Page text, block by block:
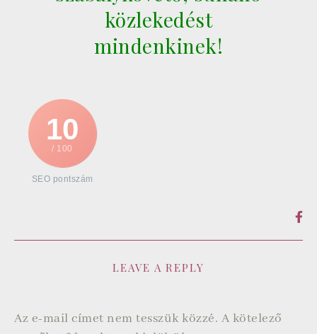
közlekedést
mindenkinek!
10
/ 100
SEO pontszám
LEAVE A REPLY
Az e-mail címet nem tesszük közzé. A kötelező